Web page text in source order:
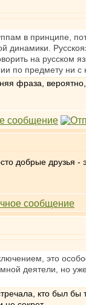
в принципе,
динамики.
на
по предмету ни с
фраза,
добрые друзья -
это
деятели, но
кто был